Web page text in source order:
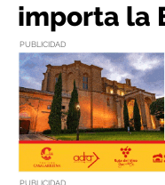
importa la
PUBLICIDAD